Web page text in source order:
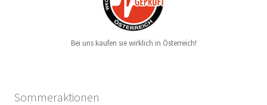
Bei uns kaufen sie wirklich in Österreich!
Sommeraktionen